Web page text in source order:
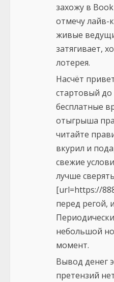
захожу в
отмечу лайв-
живые
затягивает,
лотерея.
Насчёт
стартовый до
бесплатные
отыгрыша
читайте
вкурил и
свежие
лучше
[url=https://
перед регой,
небольшой
момент.
Вывод денег
претензий